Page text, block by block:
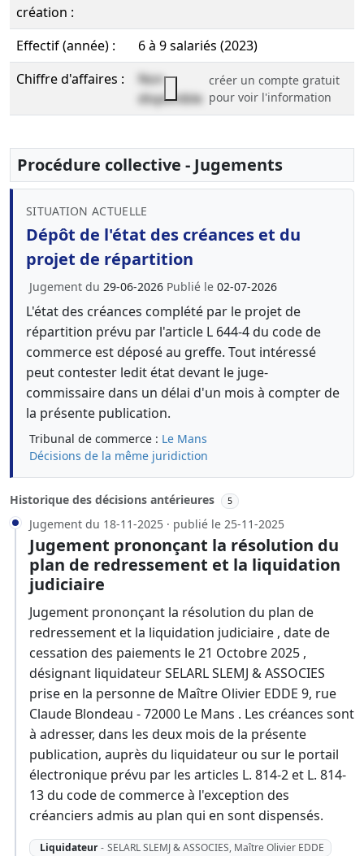
création :
Effectif (année) :
6 à 9 salariés (2023)
Chiffre d'affaires :
Non
disponible
créer un compte gratuit
pour voir l'information
Procédure collective - Jugements
SITUATION ACTUELLE
Dépôt de l'état des créances et du
projet de répartition
Jugement du 29-06-2026 Publié le 02-07-2026
L'état des créances complété par le projet de
répartition prévu par l'article L 644-4 du code de
commerce est déposé au greffe. Tout intéressé
peut contester ledit état devant le juge-
commissaire dans un délai d'un mois à compter de
la présente publication.
Tribunal de commerce : Le Mans
Décisions de la même juridiction
Historique des décisions antérieures 5
Jugement du 18-11-2025 · publié le 25-11-2025
Jugement prononçant la résolution du
plan de redressement et la liquidation
judiciaire
Jugement prononçant la résolution du plan de
redressement et la liquidation judiciaire , date de
cessation des paiements le 21 Octobre 2025 ,
désignant liquidateur SELARL SLEMJ & ASSOCIES
prise en la personne de Maître Olivier EDDE 9, rue
Claude Blondeau - 72000 Le Mans . Les créances sont
à adresser, dans les deux mois de la présente
publication, auprès du liquidateur ou sur le portail
électronique prévu par les articles L. 814-2 et L. 814-
13 du code de commerce à l'exception des
créanciers admis au plan qui en sont dispensés.
Liquidateur - SELARL SLEMJ & ASSOCIES, Maître Olivier EDDE